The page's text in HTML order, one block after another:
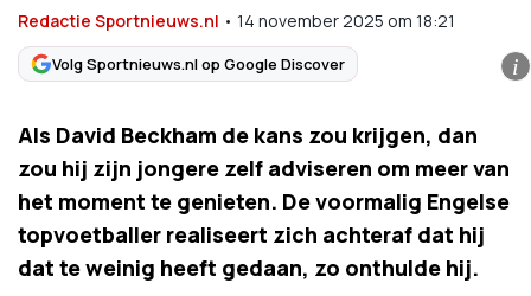
Redactie Sportnieuws.nl • 14 november 2025 om 18:21
Volg Sportnieuws.nl op Google Discover i
Als David Beckham de kans zou krijgen, dan
zou hij zijn jongere zelf adviseren om meer van
het moment te genieten. De voormalig Engelse
topvoetballer realiseert zich achteraf dat hij
dat te weinig heeft gedaan, zo onthulde hij.